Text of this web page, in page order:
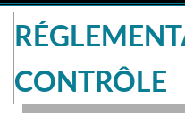
CONTRÔLE